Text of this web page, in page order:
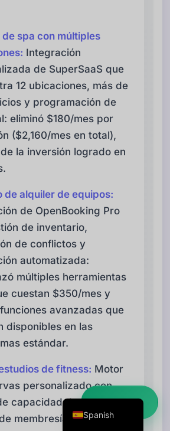
de spa con múltiples
Integración
de SuperSaaS que
12 ubicaciones, más de
y programación de
eliminó $180/mes por
($2,160/mes en total),
la inversión logrado en
de alquiler de equipos:
de OpenBooking Pro
de inventario,
de conflictos y
automatizada:
múltiples herramientas
cuestan $350/mes y
avanzadas que
disponibles en las
estándar.
de fitness: Motor
personalizado con
capacidad de clases,
membresía,
Empezar ➜
Spanish
English
Italian
Portuguese
Russian
French
Arabic
Dutch
Norwegian
Swedish